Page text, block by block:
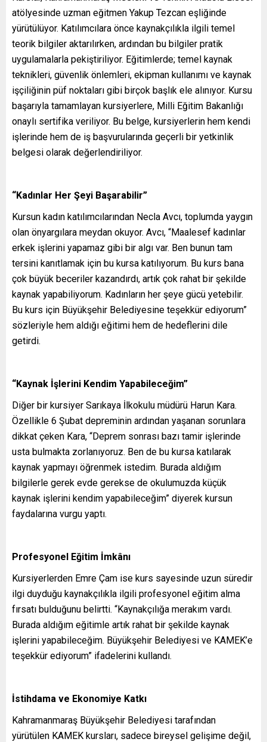
atölyesinde uzman eğitmen Yakup Tezcan eşliğinde
yürütülüyor. Katılımcılara önce kaynakçılıkla ilgili temel
teorik bilgiler aktarılırken, ardından bu bilgiler pratik
uygulamalarla pekiştiriliyor. Eğitimlerde; temel kaynak
teknikleri, güvenlik önlemleri, ekipman kullanımı ve kaynak
işçiliğinin püf noktaları gibi birçok başlık ele alınıyor. Kursu
başarıyla tamamlayan kursiyerlere, Milli Eğitim Bakanlığı
onaylı sertifika veriliyor. Bu belge, kursiyerlerin hem kendi
işlerinde hem de iş başvurularında geçerli bir yetkinlik
belgesi olarak değerlendiriliyor.
“Kadınlar Her Şeyi Başarabilir”
Kursun kadın katılımcılarından Necla Avcı, toplumda yaygın
olan önyargılara meydan okuyor. Avcı, “Maalesef kadınlar
erkek işlerini yapamaz gibi bir algı var. Ben bunun tam
tersini kanıtlamak için bu kursa katılıyorum. Bu kurs bana
çok büyük beceriler kazandırdı, artık çok rahat bir şekilde
kaynak yapabiliyorum. Kadınların her şeye gücü yetebilir.
Bu kurs için Büyükşehir Belediyesine teşekkür ediyorum”
sözleriyle hem aldığı eğitimi hem de hedeflerini dile
getirdi.
“Kaynak İşlerini Kendim Yapabileceğim”
Diğer bir kursiyer Sarıkaya İlkokulu müdürü Harun Kara.
Özellikle 6 Şubat depreminin ardından yaşanan sorunlara
dikkat çeken Kara, “Deprem sonrası bazı tamir işlerinde
usta bulmakta zorlanıyoruz. Ben de bu kursa katılarak
kaynak yapmayı öğrenmek istedim. Burada aldığım
bilgilerle gerek evde gerekse de okulumuzda küçük
kaynak işlerini kendim yapabileceğim” diyerek kursun
faydalarına vurgu yaptı.
Profesyonel Eğitim İmkânı
Kursiyerlerden Emre Çam ise kurs sayesinde uzun süredir
ilgi duyduğu kaynakçılıkla ilgili profesyonel eğitim alma
fırsatı bulduğunu belirtti. “Kaynakçılığa merakım vardı.
Burada aldığım eğitimle artık rahat bir şekilde kaynak
işlerini yapabileceğim. Büyükşehir Belediyesi ve KAMEK’e
teşekkür ediyorum” ifadelerini kullandı.
İstihdama ve Ekonomiye Katkı
Kahramanmaraş Büyükşehir Belediyesi tarafından
yürütülen KAMEK kursları, sadece bireysel gelişime değil,